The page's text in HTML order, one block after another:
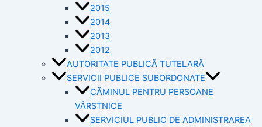
2015
2014
2013
2012
AUTORITATE PUBLICĂ TUTELARĂ
SERVICII PUBLICE SUBORDONATE
CĂMINUL PENTRU PERSOANE
VÂRSTNICE
SERVICIUL PUBLIC DE ADMINISTRAREA